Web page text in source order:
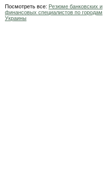
Посмотреть все: Резюме банковских и
финансовых специалистов по городам
Украины